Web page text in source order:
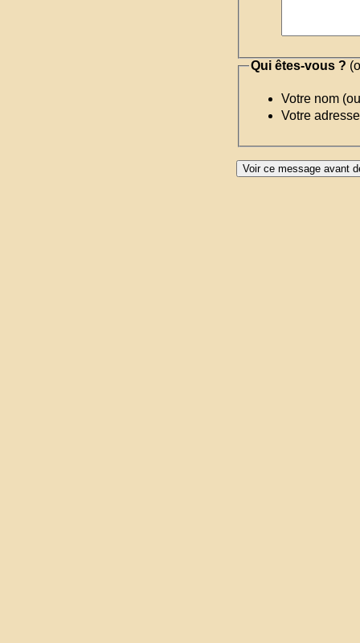
Qui êtes-vous ?
Votre nom
Votre